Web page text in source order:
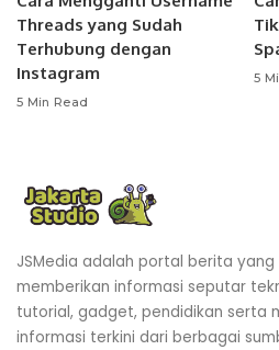
Threads yang Sudah
Terhubung dengan
Instagram
5 Min Read
5
JSMedia adalah portal berita yang
memberikan informasi seputar
tutorial, gadget, pendidikan serta
informasi terkini dari berbagai